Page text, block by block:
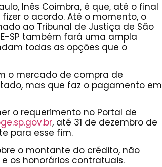
Inês Coimbra, é que, até o final
o acordo. Até o momento, o
ao Tribunal de Justiça de São
SP também fará uma ampla
todas as opções que o
o mercado de compra de
mas que faz o pagamento em
o requerimento no Portal de
, até 31 de dezembro de
para esse fim.
o montante do crédito, não
os honorários contratuais.